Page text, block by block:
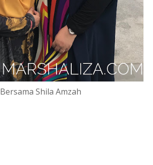
Bersama Shila Amzah